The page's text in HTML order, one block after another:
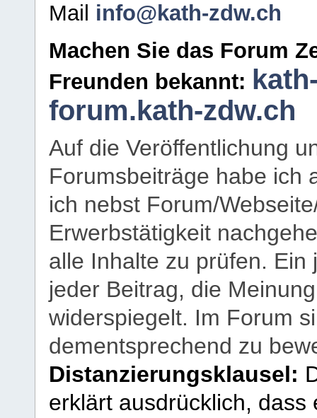
Mail info@kath-zdw.ch
Machen Sie das Forum
Freunden bekannt:
forum.kath-zdw.ch
Auf die Veröffentlichung
Forumsbeiträge habe ich
ich nebst Forum/
Erwerbstätigkeit
alle Inhalte zu prüfen.
jeder Beitrag, die
widerspiegelt. Im Forum
dementsprechend zu
Distanzierungsklausel:
erklärt ausdrücklich,